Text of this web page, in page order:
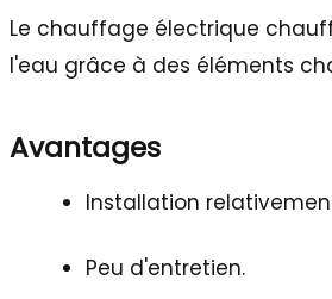
Le chauffage électrique
l'eau grâce à des éléments
Avantages
Installation
Peu d'entretien.